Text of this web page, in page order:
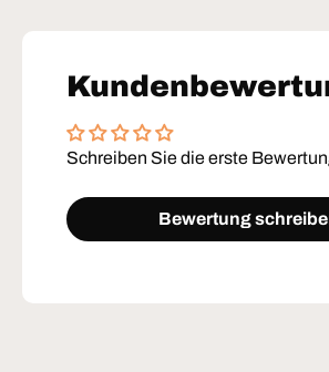
Schreiben Sie die erste
Bewertung